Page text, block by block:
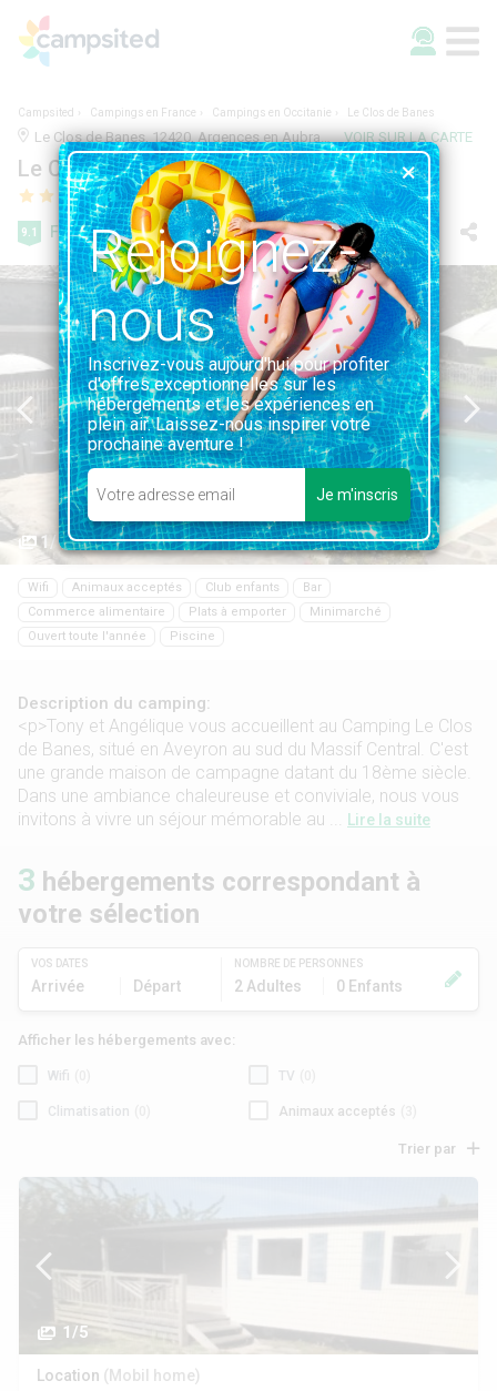
Campsited Campings en France Campings en Occitanie Le Clos de Banes
Le Clos de Banes, 12420, Argences en Aubrac, France | 5.3KM DE ARGENCES EN AUBRAC VOIR SUR LA CARTE
Le Clos de Banes
9.1 Fabuleuse 20 avis
1/11
Wifi Animaux acceptés Club enfants
Bar
Commerce alimentaire
Plats à emporter
Minimarché
Ouvert toute l'année
Piscine
Description du camping:
<p>Tony et Angélique vous accueillent au Camping Le Clos
de Banes, situé en Aveyron au sud du Massif Central. C'est
une grande maison de campagne datant du 18ème siècle.
Dans une ambiance chaleureuse et conviviale, nous vous
invitons à vivre un séjour mémorable au ...
Lire la suite
VOS DATES
Arrivée Départ
NOMBRE DE PERSONNES
2 Adultes 0 Enfants
3 hébergements correspondant à
votre sélection
Afficher les hébergements avec:
Wifi TV
Climatisation Animaux acceptés
Trier par
1/5
Location (Mobil home)
Rejoignez-
nous
Inscrivez-vous aujourd'hui pour profiter
d'offres exceptionnelles sur les
hébergements et les expériences en
plein air. Laissez-nous inspirer votre
prochaine aventure !
Je m'inscris